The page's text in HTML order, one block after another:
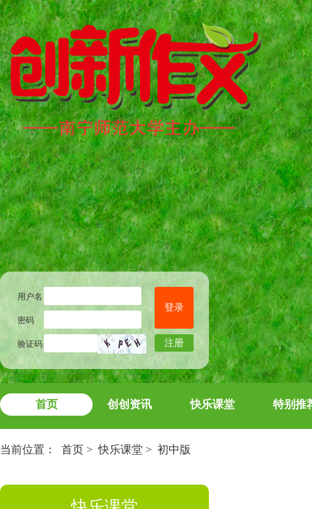
用户名
密码
验证码
登录
注册
首页 创创资讯 快乐课堂 特别推
当前位置： 首页 >快乐课堂 > 初中版